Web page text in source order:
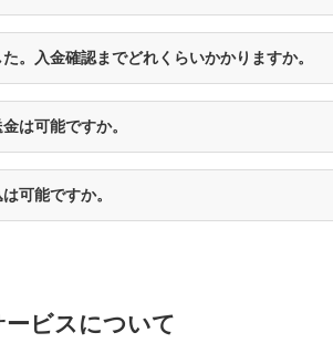
。入金確認までどれくらいかかりますか。
は可能ですか。
可能ですか。
ビスについて